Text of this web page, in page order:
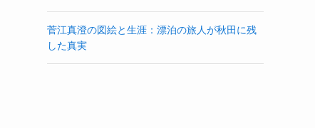
菅江真澄の図絵と生涯：漂泊の旅人が秋田に残
した真実